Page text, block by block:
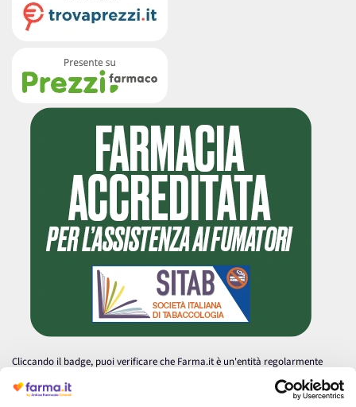
Cliccando il badge, puoi verificare che Farma.it è un'entità regolarmente
autorizzata dal Ministero della Salute a effettuare la vendita online di
medicinali.